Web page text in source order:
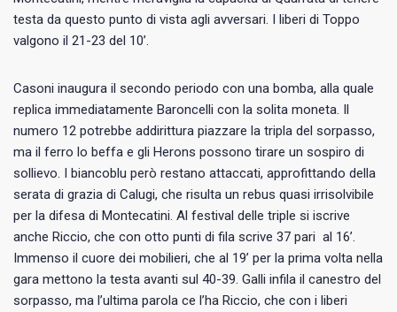
testa da questo punto di vista agli avversari. I liberi di Toppo
valgono il 21-23 del 10’.
Casoni inaugura il secondo periodo con una bomba, alla quale
replica immediatamente Baroncelli con la solita moneta. Il
numero 12 potrebbe addirittura piazzare la tripla del sorpasso,
ma il ferro lo beffa e gli Herons possono tirare un sospiro di
sollievo. I biancoblu però restano attaccati, approfittando della
serata di grazia di Calugi, che risulta un rebus quasi irrisolvibile
per la difesa di Montecatini. Al festival delle triple si iscrive
anche Riccio, che con otto punti di fila scrive 37 pari al 16’.
Immenso il cuore dei mobilieri, che al 19’ per la prima volta nella
gara mettono la testa avanti sul 40-39. Galli infila il canestro del
sorpasso, ma l’ultima parola ce l’ha Riccio, che con i liberi